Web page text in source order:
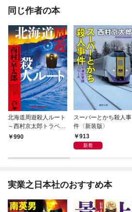
同じ作者の本
北海道周遊殺人ルート
～西村京太郎トラベル
ミステリー・セレクシ
990
スーパーとかち殺人事
件〈新装版〉
913
新着
実業之日本社のおすすめ本